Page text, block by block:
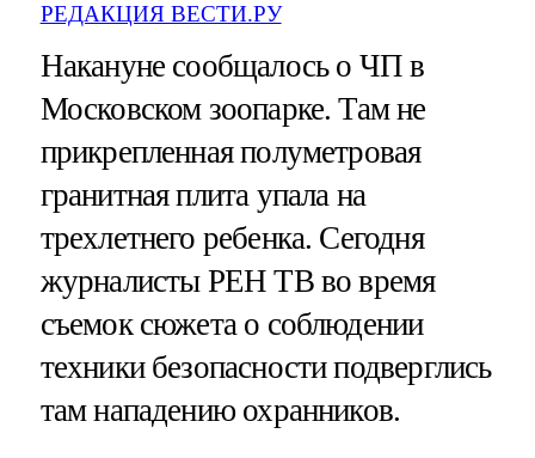
РЕДАКЦИЯ ВЕСТИ.РУ
Накануне сообщалось о ЧП в
Московском зоопарке. Там не
прикрепленная полуметровая
гранитная плита упала на
трехлетнего ребенка. Сегодня
журналисты РЕН ТВ во время
съемок сюжета о соблюдении
техники безопасности подверглись
там нападению охранников.